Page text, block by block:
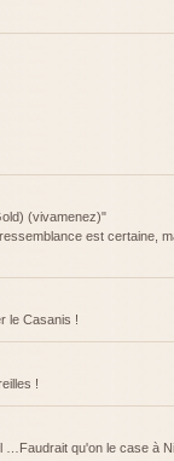
(vivamenez)"
est certaine,
le Casanis !
!
…Faudrait qu'on le case à